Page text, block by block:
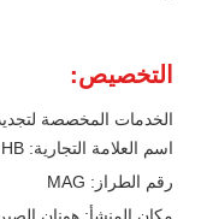
التخصيص:
الخدمات المخصصة
اسم العلامة التجارية: HB
رقم الطراز: MAG